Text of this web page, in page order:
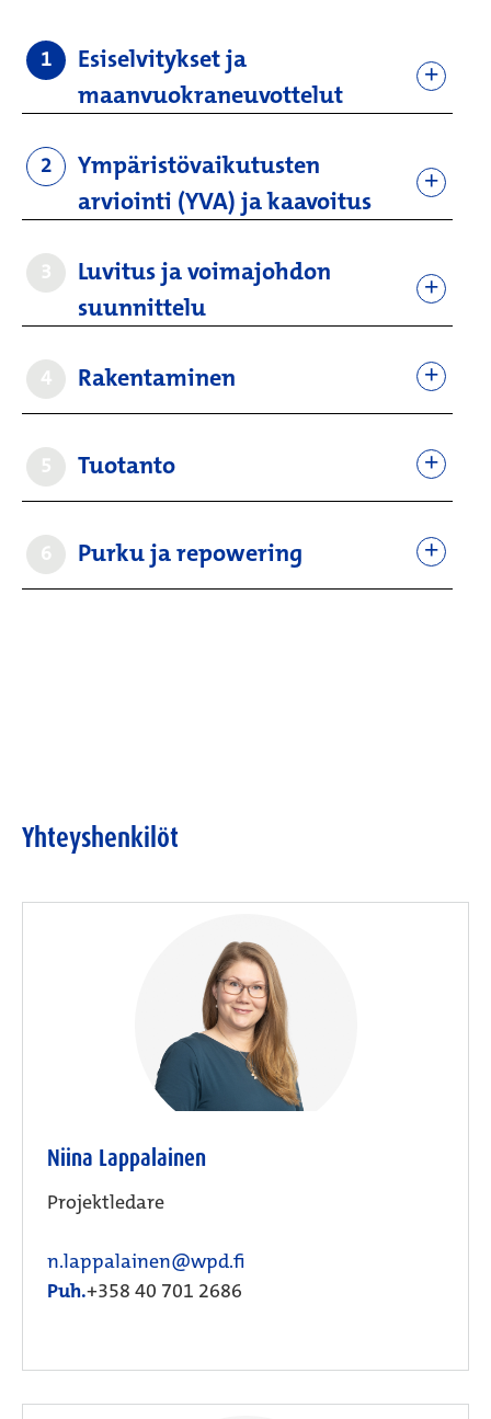
1
Esiselvitykset ja
maanvuokraneuvottelut
2
Ympäristövaikutusten
arviointi (YVA) ja kaavoitus
3
Luvitus ja voimajohdon
suunnittelu
4 Rakentaminen
5 Tuotanto
6 Purku ja repowering
Yhteyshenkilöt
Niina Lappalainen
Projektledare
n.lappalainen@wpd.fi
Puh.+358 40 701 2686